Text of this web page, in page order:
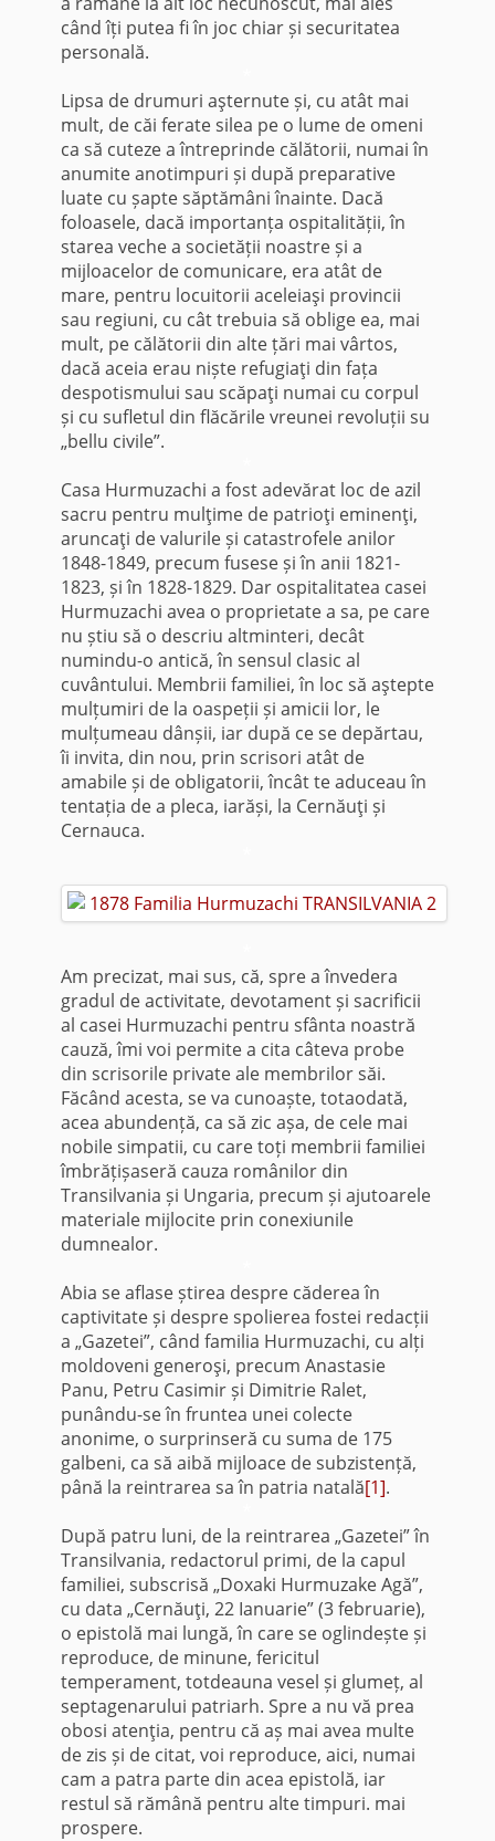
când îți putea fi în joc chiar și securitatea
personală.
Lipsa de drumuri aşternute și, cu atât mai
mult, de căi ferate silea pe o lume de omeni
ca să cuteze a întreprinde călătorii, numai în
anu­mite anotimpuri și după preparative
luate cu șapte săptămâni înainte. Dacă
foloasele, dacă importanța ospitalității, în
starea veche a societății noastre și a
mijloacelor de comunicare, era atât de
mare, pentru locuitorii aceleiaşi provincii
sau regiuni, cu cât trebuia să oblige ea, mai
mult, pe călătorii din alte țări mai vârtos,
dacă aceia erau niște re­fugiaţi din fața
despotismului sau scăpaţi numai cu corpul
și cu sufletul din flăcările vreunei revoluții su
„bellu civile”.
Casa Hurmuzachi a fost adevărat loc de azil
sacru pentru mulţime de pa­trioţi eminenţi,
aruncaţi de valurile și catastrofele anilor
1848-1849, precum fusese și în anii 1821-
1823, și în 1828-1829. Dar ospitalitatea casei
Hurmuzachi avea o proprietate a sa, pe care
nu știu să o descriu altminteri, decât
numindu-o antică, în sensul clasic al
cuvântului. Membrii familiei, în loc să aştepte
mulțumiri de la oaspeții și amicii lor, le
mulțumeau dânșii, iar după ce se depărtau,
îi invita, din nou, prin scrisori atât de
amabile și de obligatorii, încât te aduceau în
tentația de a pleca, iarăși, la Cernăuţi și
Cernauca.
Am precizat, mai sus, că, spre a învedera
gradul de activitate, devotament și sacrificii
al casei Hurmuzachi pentru sfânta noastră
cauză, îmi voi permite a cita câteva probe
din scrisorile private ale membrilor săi.
Făcând acesta, se va cunoaște, totaodată,
acea abundență, ca să zic așa, de cele mai
nobile simpatii, cu care toți membrii familiei
îmbrățișaseră cauza românilor din
Transilvania și Ungaria, precum și ajutoarele
materiale mijlocite prin conexiunile
dumnealor.
Abia se aflase știrea despre căderea în
captivi­tate și despre spolierea fostei redacții
a „Gazetei”, când familia Hurmuzachi, cu alți
moldoveni generoşi, precum Anastasie
Panu, Petru Casimir și Dimitrie Ralet,
punându-se în fruntea unei colecte
anonime, o surprinseră cu suma de 175
galbeni, ca să aibă mijloace de subzistență,
până la reintrarea sa în patria natală[1].
După patru luni, de la reintrarea „Gazetei” în
Transil­vania, redactorul primi, de la capul
familiei, sub­scrisă „Doxaki Hurmuzake Agă”,
cu data „Cer­năuţi, 22 Ianuarie” (3 februarie),
o epistolă mai lungă, în care se oglindește și
reproduce, de minune, fericitul
temperament, totdeauna vesel și glumeț, al
septagenarului patriarh. Spre a nu vă prea
obosi atenţia, pentru că aș mai avea multe
de zis și de citat, voi reproduce, aici, numai
cam a patra parte din acea epistolă, iar
restul să rămână pentru alte timpuri. mai
prospere.